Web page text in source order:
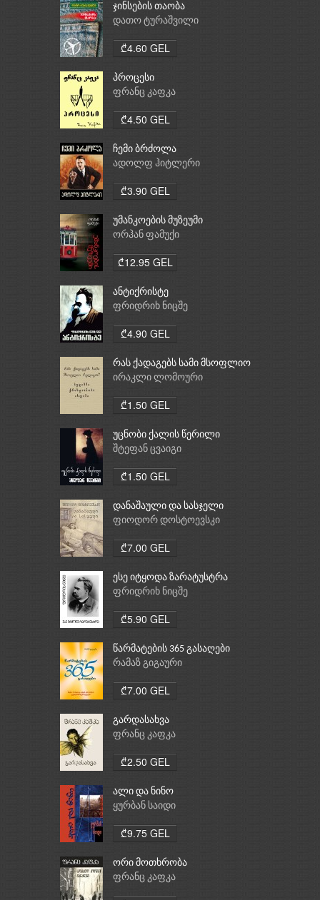
ჯინსების თაობა
დათო ტურაშვილი
₾4.60 GEL
პროცესი
ფრანც კაფკა
₾4.50 GEL
ჩემი ბრძოლა
ადოლფ ჰიტლერი
₾3.90 GEL
უმანკოების მუზეუმი
ორჰან ფამუქი
₾12.95 GEL
ანტიქრისტე
ფრიდრიხ ნიცშე
₾4.90 GEL
რას ქადაგებს სამი მსოფლიო
რელიგია: ბუდიზმი,
ირაკლი ლომოური
₾1.50 GEL
უცნობი ქალის წერილი
შტეფან ცვაიგი
₾1.50 GEL
დანაშაული და სასჯელი
ფიოდორ დოსტოევსკი
₾7.00 GEL
ესე იტყოდა ზარატუსტრა
ფრიდრიხ ნიცშე
₾5.90 GEL
წარმატების 365 გასაღები
რამაზ გიგაური
₾7.00 GEL
გარდასახვა
ფრანც კაფკა
₾2.50 GEL
ალი და ნინო
ყურბან საიდი
₾9.75 GEL
ორი მოთხრობა
ფრანც კაფკა